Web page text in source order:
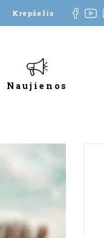
Krepšelis
Naujienos